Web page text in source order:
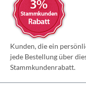
Kunden, die ein
jede Bestellung über
Stammkundenrabatt.